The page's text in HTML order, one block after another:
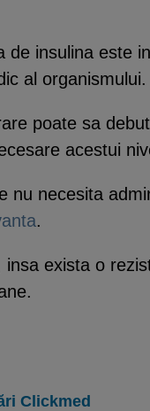
de insulina este
al organismului.
poate sa
acestui
nu necesita
.
exista o
Clickmed